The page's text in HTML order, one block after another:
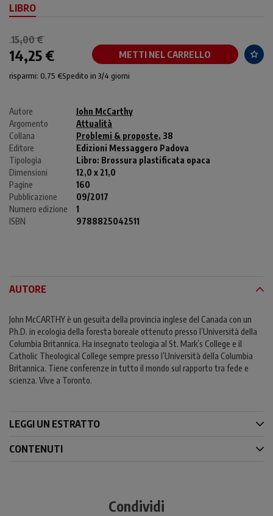
LIBRO
15,00 €
14,25 € METTI NEL CARRELLO
risparmi: 0,75 €Spedito in 3/4 giorni
Autore
John McCarthy
Argomento
Attualità
Collana
Problemi & proposte, 38
Editore
Edizioni Messaggero Padova
Tipologia
Libro: Brossura plastificata opaca
Dimensioni
12,0 x 21,0
Pagine
160
Pubblicazione
09/2017
Numero edizione
1
ISBN
9788825042511
AUTORE
John McCARTHY è un gesuita della provincia inglese del Canada con un
Ph.D. in ecologia della foresta boreale ottenuto presso l’Università della
Columbia Britannica. Ha insegnato teologia al St. Mark’s College e il
Catholic Theological College sempre presso l’Università della Columbia
Britannica. Tiene conferenze in tutto il mondo sul rapporto tra fede e
scienza. Vive a Toronto.
LEGGI UN ESTRATTO
CONTENUTI
Condividi